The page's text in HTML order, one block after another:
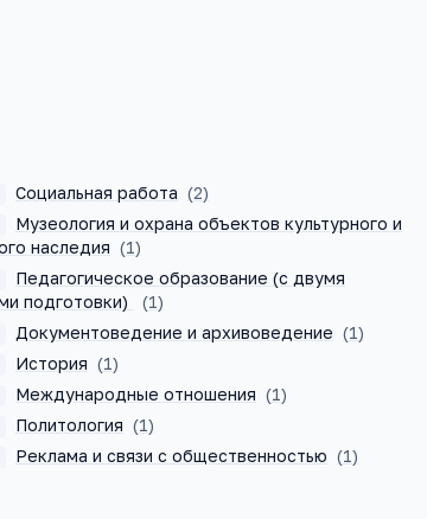
Социальная работа (2)
Музеология и охрана объектов культурного и
наследия (1)
Педагогическое образование (с двумя
подготовки)
(1)
Документоведение и архивоведение (1)
История (1)
Международные отношения (1)
Политология (1)
Реклама и связи с общественностью (1)